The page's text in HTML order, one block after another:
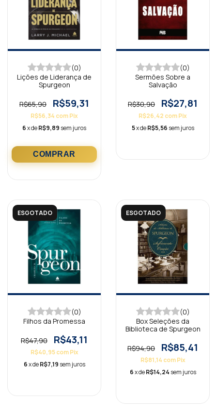
(0)
Lições de Liderança de
Spurgeon
R$65,90 R$59,31
R$56,34 comPix
6x deR$9,89 sem juros
(0)
Sermões Sobre a
Salvação
R$30,90 R$27,81
R$26,42 comPix
5x deR$5,56 sem juros
ESGOTADO
(0)
Filhos da Promessa
R$47,90 R$43,11
R$40,95com Pix
6x deR$7,19 sem juros
ESGOTADO
(0)
Box Seleções da
Biblioteca de Spurgeon
R$94,90 R$85,41
R$81,14 com Pix
6x deR$14,24 sem juros